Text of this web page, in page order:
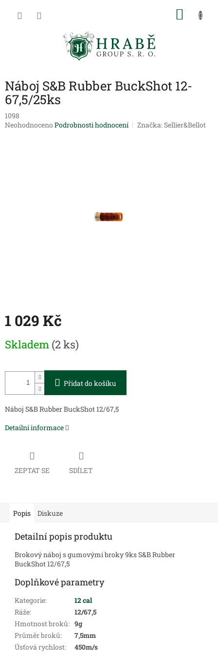
Náboj S&B Rubber BuckShot 12-
67,5/25ks
1098
Průměrné
Neohodnoceno Podrobnosti hodnocení Značka:Sellier&Bellot
1 029 Kč
cena:
Skladem (2 ks)
Přidat do košíku
Náboj S&B Rubber BuckShot 12/67,5
Detailní informace
ZEPTAT SE SDÍLET
Popis Diskuze
Detailní popis produktu
Brokový náboj s gumovými broky 9ks S&B Rubber
BuckShot 12/67,5
Doplňkové parametry
Kategorie:
12 cal
Ráže:
12/67,5
Hmotnost broků: 9g
Průměr broků:
7,5mm
Úsťová rychlost:
450m/s